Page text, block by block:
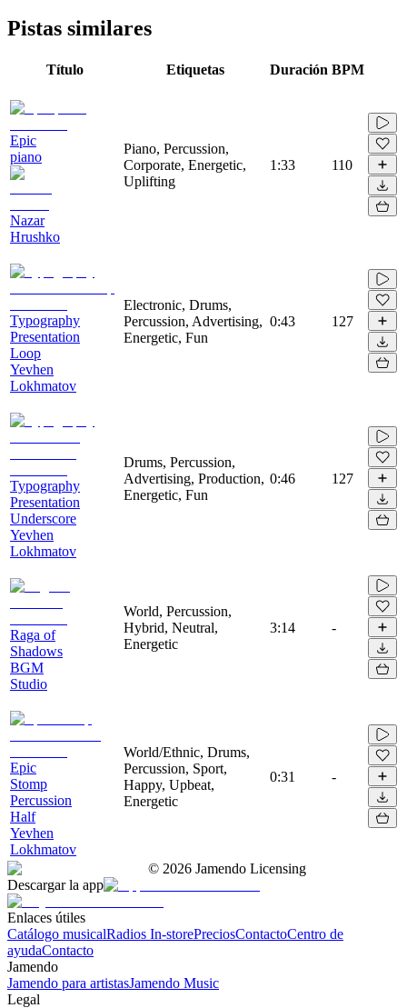
Pistas similares
Título Etiquetas Duración BPM
Epic
piano
Nazar
Hrushko
Piano, Percussion,
Corporate, Energetic,
Uplifting
1:33 110
Typography
Presentation
Loop
Yevhen
Lokhmatov
Electronic, Drums,
Percussion, Advertising,
Energetic, Fun
0:43 127
Typography
Presentation
Underscore
Yevhen
Lokhmatov
Drums, Percussion,
Advertising, Production,
Energetic, Fun
0:46 127
Raga of
Shadows
BGM
Studio
World, Percussion,
Hybrid, Neutral,
Energetic
3:14 -
Epic
Stomp
Percussion
Half
Yevhen
Lokhmatov
World/Ethnic, Drums,
Percussion, Sport,
Happy, Upbeat,
Energetic
0:31 -
© 2026 Jamendo Licensing
Descargar la app
Enlaces útiles
Catálogo musicalRadios In-storePreciosContactoCentro de
ayudaContacto
Jamendo
Jamendo para artistasJamendo Music
Legal